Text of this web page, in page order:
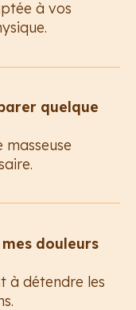
à vos
quelque
douleurs
à détendre les